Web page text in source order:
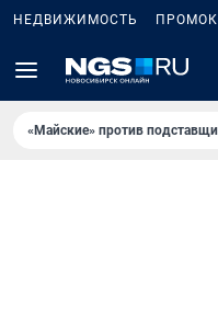
НЕДВИЖИМОСТЬ
«Майские» против